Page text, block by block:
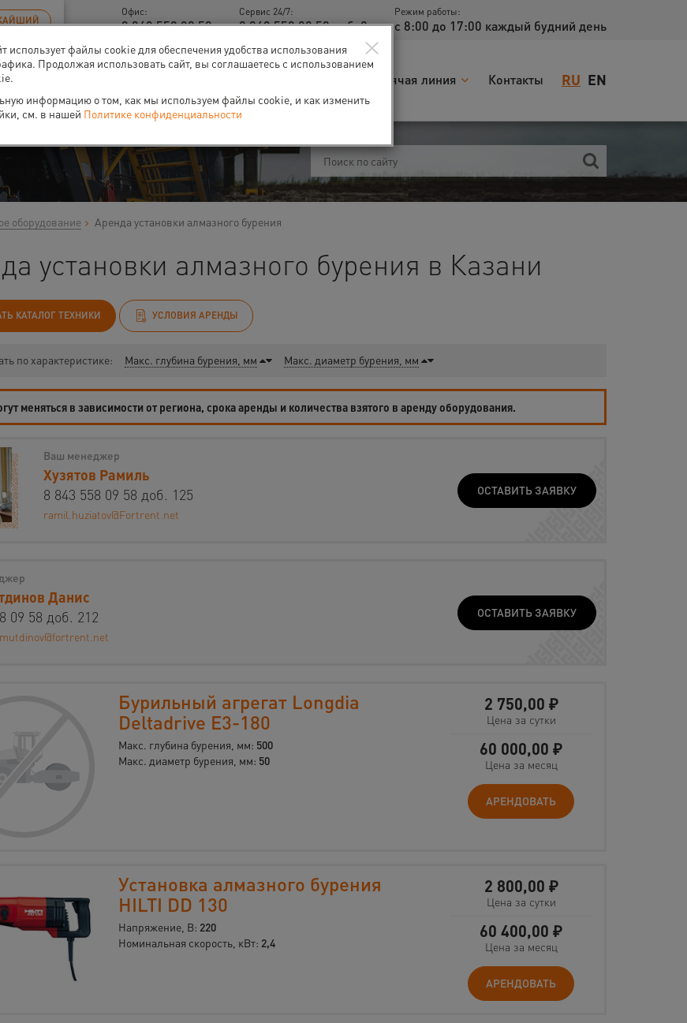
Офис:
8 843 558 09 58
Сервис 24/7:
8 843 558 09 58 доб. 2
Режим работы:
с 8:00 до 17:00 каждый будний день
RU EN
Горячая линия Контакты
оборудование Аренда установки алмазного бурения
установки алмазного бурения в Казани
КАТАЛОГ ТЕХНИКИ УСЛОВИЯ АРЕНДЫ
по характеристике: Макс. глубина бурения, мм Макс. диаметр бурения, мм
меняться в зависимости от региона, срока аренды и количества взятого в аренду оборудования.
Ваш менеджер
Хузятов Рамиль
8 843 558 09 58 доб. 125
ramil.huziatov@Fortrent.net
ОСТАВИТЬ ЗАЯВКУ
Данис
09 58 доб. 212
ОСТАВИТЬ ЗАЯВКУ
Бурильный агрегат Longdia
Deltadrive E3-180
Макс. глубина бурения, мм: 500
Макс. диаметр бурения, мм: 50
2 750,00 ₽
Цена за сутки
60 000,00 ₽
Цена за месяц
АРЕНДОВАТЬ
Установка алмазного бурения
HILTI DD 130
Напряжение, В: 220
Номинальная скорость, кВт: 2,4
2 800,00 ₽
Цена за сутки
60 400,00 ₽
Цена за месяц
АРЕНДОВАТЬ
×
использует файлы cookie для обеспечения удобства использования
Продолжая использовать сайт, вы соглашаетесь с использованием
информацию о том, как мы используем файлы cookie, и как изменить
см. в нашей Политике конфиденциальности